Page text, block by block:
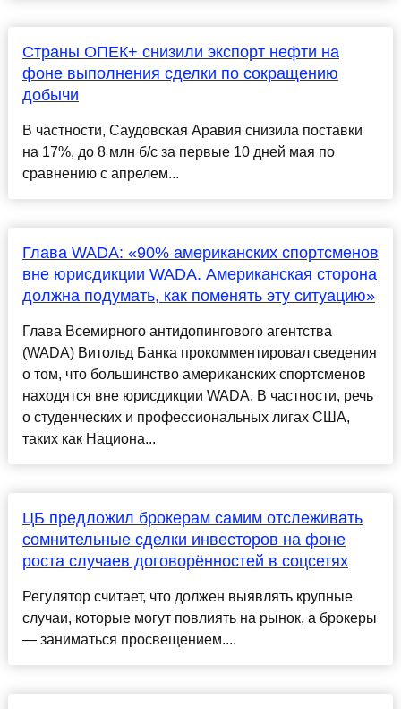
Страны ОПЕК+ снизили экспорт нефти на
фоне выполнения сделки по сокращению
добычи
В частности, Саудовская Аравия снизила поставки
на 17%, до 8 млн б/с за первые 10 дней мая по
сравнению с апрелем...
Глава WADA: «90% американских спортсменов
вне юрисдикции WADA. Американская сторона
должна подумать, как поменять эту ситуацию»
Глава Всемирного антидопингового агентства
(WADA) Витольд Банка прокомментировал сведения
о том, что большинство американских спортсменов
находятся вне юрисдикции WADA. В частности, речь
о студенческих и профессиональных лигах США,
таких как Национа...
ЦБ предложил брокерам самим отслеживать
сомнительные сделки инвесторов на фоне
роста случаев договорённостей в соцсетях
Регулятор считает, что должен выявлять крупные
случаи, которые могут повлиять на рынок, а брокеры
— заниматься просвещением....